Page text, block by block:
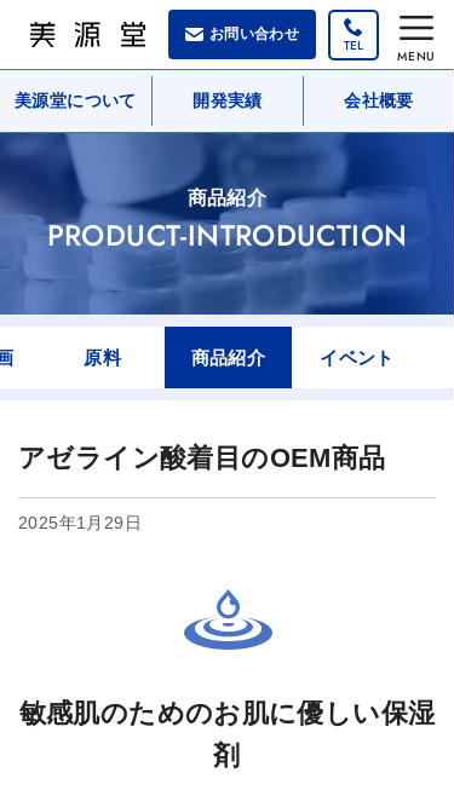
ス
プ
お問い合わせ
MENU
美源堂について 開発実績 会社概要
商品紹介
PRODUCT-INTRODUCTION
原料 商品紹介 イベント
アゼライン酸着目のOEM商品
2025年1月29日
敏感肌のためのお肌に優しい保湿
剤